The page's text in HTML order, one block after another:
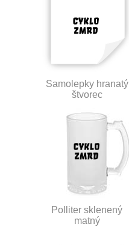
Samolepky hranatý
štvorec
Polliter sklenený
matný